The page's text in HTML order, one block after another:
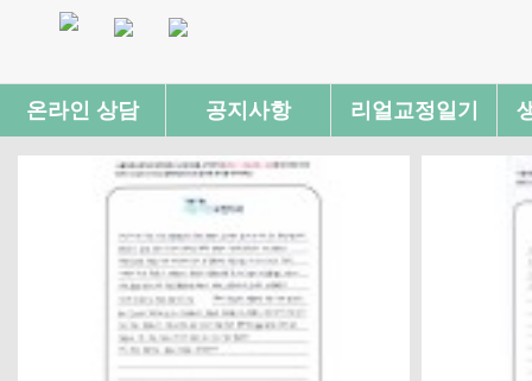
온라인 상담 공지사항 리얼교정일기